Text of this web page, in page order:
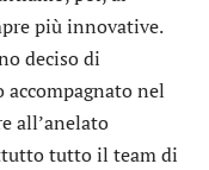
più innovative.
deciso di
nel
all’anelato
tutto il team di